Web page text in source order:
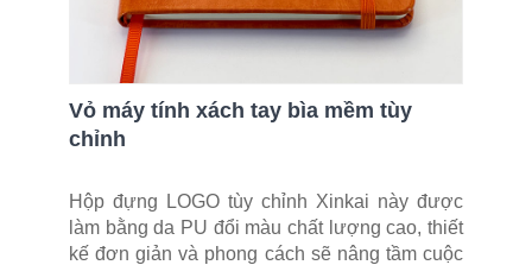
Vỏ máy tính xách tay bìa mềm tùy
chỉnh
Hộp đựng LOGO tùy chỉnh Xinkai này được
làm bằng da PU đổi màu chất lượng cao, thiết
kế đơn giản và phong cách sẽ nâng tầm cuộc